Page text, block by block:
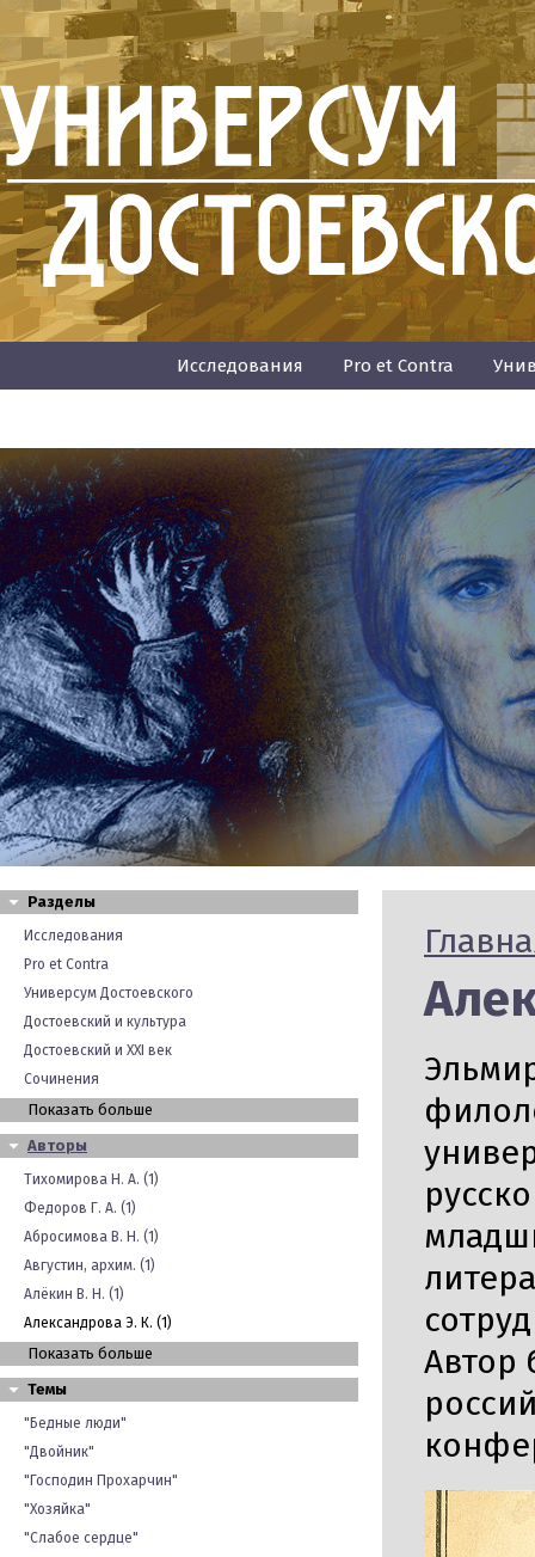
Исследования Pro et Contra
Разделы
Исследования
Pro et Contra
Универсум Достоевского
Достоевский и культура
Достоевский и XXI век
Сочинения
Показать больше
Авторы
Тихомирова Н. А. (1)
Федоров Г. А. (1)
Абросимова В. Н. (1)
Августин, архим. (1)
Алёкин В. Н. (1)
Александрова Э. К. (1)
Показать больше
Темы
"Бедные люди"
"Двойник"
"Господин Прохарчин"
"Хозяйка"
"Слабое сердце"
Автор